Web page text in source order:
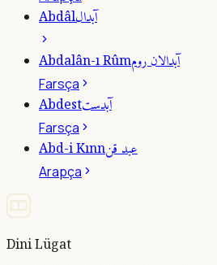
Abdâlآبدال
Abdalân-ı Rûmآبدالان روم
Farsça
Abdestآبدست
Farsça
Abd-i Kınnعبد قن
Arapça
Dini Lügat